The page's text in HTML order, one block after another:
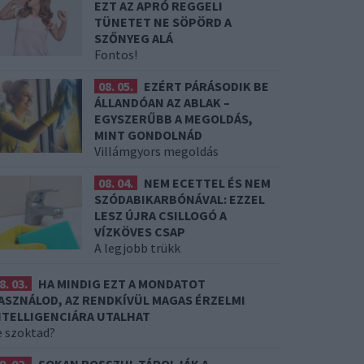
EZT AZ APRÓ REGGELI
TÜNETET NE SÖPÖRD A
SZŐNYEG ALÁ
Fontos!
08. 05.
EZÉRT PÁRÁSODIK BE
ÁLLANDÓAN AZ ABLAK –
EGYSZERŰBB A MEGOLDÁS,
MINT GONDOLNÁD
Villámgyors megoldás
08. 04.
NEM ECETTEL ÉS NEM
SZÓDABIKARBÓNÁVAL: EZZEL
LESZ ÚJRA CSILLOGÓ A
VÍZKÖVES CSAP
A legjobb trükk
03.
HA MINDIG EZT A MONDATOT
AZ RENDKÍVÜL MAGAS ÉRZELMI
UTALHAT
szoktad?